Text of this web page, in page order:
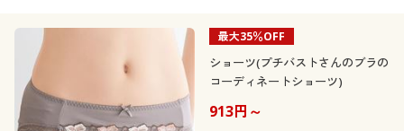
最大35％OFF
ショーツ(プチバストさんのブラの
コーディネートショーツ)
913円～